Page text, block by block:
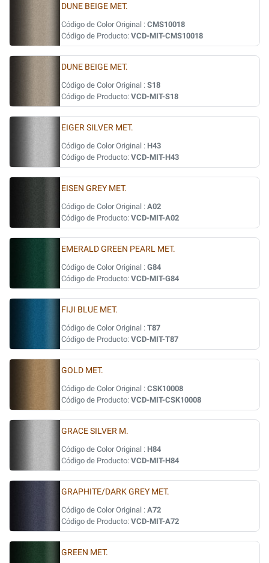
DUNE BEIGE MET.
Código de Color Original : CMS10018
Código de Producto: VCD-MIT-CMS10018
DUNE BEIGE MET.
Código de Color Original : S18
Código de Producto: VCD-MIT-S18
EIGER SILVER MET.
Código de Color Original : H43
Código de Producto: VCD-MIT-H43
EISEN GREY MET.
Código de Color Original : A02
Código de Producto: VCD-MIT-A02
EMERALD GREEN PEARL MET.
Código de Color Original : G84
Código de Producto: VCD-MIT-G84
FIJI BLUE MET.
Código de Color Original : T87
Código de Producto: VCD-MIT-T87
GOLD MET.
Código de Color Original : CSK10008
Código de Producto: VCD-MIT-CSK10008
GRACE SILVER M.
Código de Color Original : H84
Código de Producto: VCD-MIT-H84
GRAPHITE/DARK GREY MET.
Código de Color Original : A72
Código de Producto: VCD-MIT-A72
GREEN MET.